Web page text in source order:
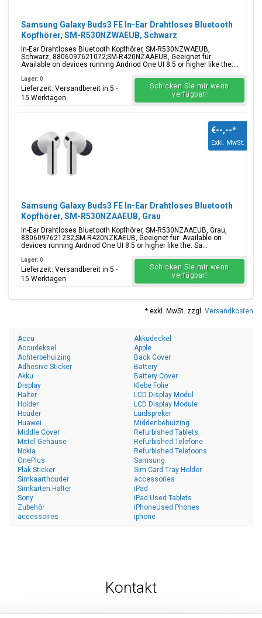
Samsung Galaxy Buds3 FE In-Ear Drahtloses Bluetooth
Kopfhörer, SM-R530NZWAEUB, Schwarz
In-Ear Drahtloses Bluetooth Kopfhörer, SM-R530NZWAEUB,
Schwarz, 8806097621072;SM-R420NZAAEUB, Geeignet für:
Available on devices running Andriod One UI 8.5 or higher like the:...
Lager: 0
Lieferzeit: Versandbereit in 5 -
15 Werktagen
Schicken Sie mir wenn
verfügbar!
Samsung Galaxy Buds3 FE In-Ear Drahtloses Bluetooth
Kopfhörer, SM-R530NZAAEUB, Grau
In-Ear Drahtloses Bluetooth Kopfhörer, SM-R530NZAAEUB, Grau,
8806097621232;SM-R420NZKAEUB, Geeignet für: Available on
devices running Andriod One UI 8.5 or higher like the: Sa...
€--,--*
Exkl. MwSt.
Lager: 0
Lieferzeit: Versandbereit in 5 -
15 Werktagen
Schicken Sie mir wenn
verfügbar!
* exkl. MwSt. zzgl. Versandkosten
Accu
Accudeksel
Achterbehuizing
Adhesive Sticker
Akku
Akkudeckel
Apple
Back Cover
Battery
Battery Cover
Display
Halter
Holder
Houder
Huawei
Klebe Folie
LCD Display Modul
LCD Display Module
Luidspreker
Middenbehuizing
Middle Cover
Mittel Gehäuse
Nokia
OnePlus
Plak Sticker
Refurbished Tablets
Refurbished Telefone
Refurbished Telefoons
Samsung
Sim Card Tray Holder
Simkaarthouder
Simkarten Halter
Sony
Zubehör
accessoires
accessories
iPad
iPad Used Tablets
iPhoneUsed Phones
iphone
Kontakt